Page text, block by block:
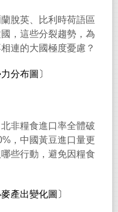
脫英、比利時荷語區
，這些分裂趨勢，為
連的大國極度憂慮？
分布圖〕
非糧食進口率全體破
，中國黃豆進口量更
些行動，避免因糧食
產出變化圖〕